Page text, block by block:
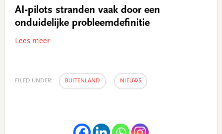
AI-pilots stranden vaak door een
onduidelijke probleemdefinitie
Lees meer
FILED UNDER: BUITENLAND , NIEUWS